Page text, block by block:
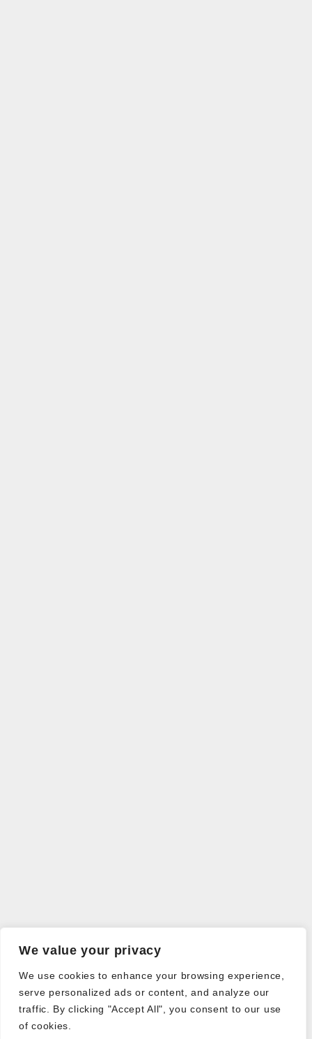
We value your privacy
We use cookies to enhance your browsing experience,
serve personalized ads or content, and analyze our
traffic. By clicking "Accept All", you consent to our use
of cookies.